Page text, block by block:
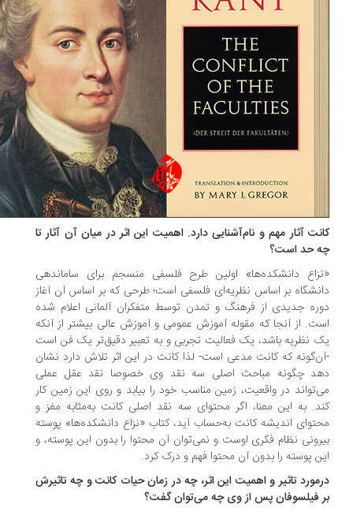
آثار مهم و نام‌آشنایی دارد. اهمیت این اثر در میان آن آثار تا
حد است؟
دانشکده‌ها» اولین طرح فلسفی منسجم برای ساماندهی
بر اساس نظریه‌ای فلسفی است؛ طرحی که بر اساس آن آغاز
جدیدی از فرهنگ و تمدن توسط متفکران آلمانی اعلام شده
از آنجا که مقوله آموزش عمومی و آموزش عالی بیشتر از آنکه
نظریه باشد، یک فعالیت تجربی و به تعبیر دقیق‌تر یک فن است
که کانت مدعی است- لذا کانت در این اثر تلاش دارد نشان
چگونه مباحث اصلی سه نقد وی خصوصا نقد عقل عملی
در واقعیت، زمین مناسب خود را بیابد و روی این زمین کار
به این معنا، اگر محتوای سه نقد اصلی کانت به‌مثابه مغز و
اندیشه کانت به‌حساب آید، کتاب «نزاع دانشکده‌ها» پوسته
نظام فکری اوست و نمی‌توان آن محتوا را بدون این پوسته، و
پوسته را بدون آن محتوا فهم و درک کرد.
تاثیر و اهمیت این اثر، چه در زمان حیات کانت و چه تاثیرش
فیلسوفان پس از وی چه می‌توان گفت؟